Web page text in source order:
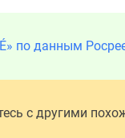
по данным
с другими